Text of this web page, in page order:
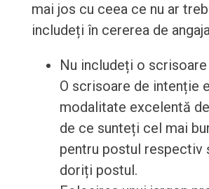
mai jos cu ceea ce nu ar
includeți în cererea de
Nu includeți o
O scrisoare de intenție
modalitate excelentă
de ce sunteți cel mai
pentru postul respectiv
doriți postul.